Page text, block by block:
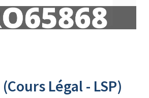
Légal - LSP)